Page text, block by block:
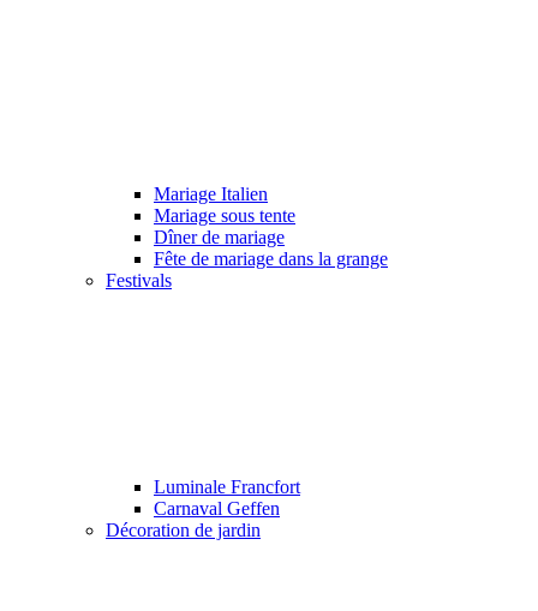
Mariage Italien
Mariage sous tente
Dîner de mariage
Fête de mariage dans la grange
Festivals
Luminale Francfort
Carnaval Geffen
Décoration de jardin